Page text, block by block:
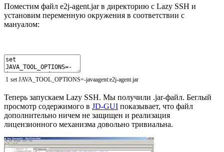
Поместим файл e2j-agent.jar в директорию с Lazy SSH и
установим переменную окружения в соответствии с
мануалом:
1 set JAVA_TOOL_OPTIONS=-javaagent:e2j-agent jar
Теперь запускаем Lazy SSH. Мы получили .jar-файл. Беглый
просмотр содержимого в JD-GUI показывает, что файл
дополнительно ничем не защищен и реализация
лицензионного механизма довольно тривиальна.